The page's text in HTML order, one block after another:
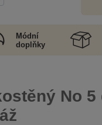
Módní
doplňky
No